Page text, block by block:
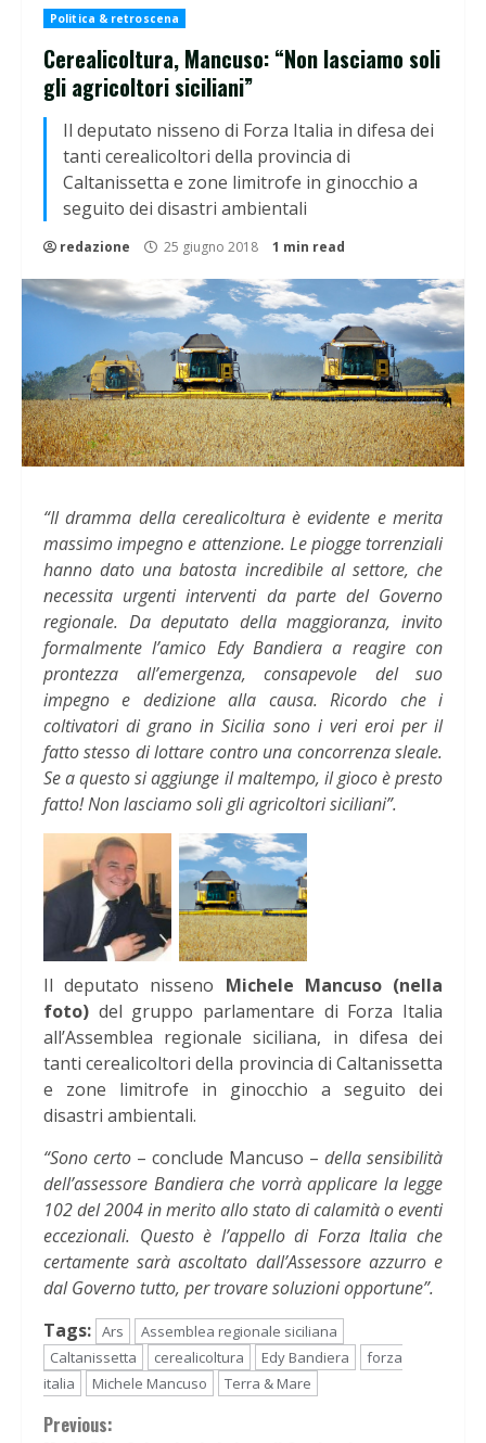
Politica & retroscena
Cerealicoltura, Mancuso: “Non lasciamo soli
gli agricoltori siciliani”
Il deputato nisseno di Forza Italia in difesa dei
tanti cerealicoltori della provincia di
Caltanissetta e zone limitrofe in ginocchio a
seguito dei disastri ambientali
redazione 25 giugno 2018 1 min read
“Il dramma della cerealicoltura è evidente e merita
massimo impegno e attenzione. Le piogge torrenziali
hanno dato una batosta incredibile al settore, che
necessita urgenti interventi da parte del Governo
regionale. Da deputato della maggioranza, invito
formalmente l’amico Edy Bandiera a reagire con
prontezza all’emergenza, consapevole del suo
impegno e dedizione alla causa. Ricordo che i
coltivatori di grano in Sicilia sono i veri eroi per il
fatto stesso di lottare contro una concorrenza sleale.
Se a questo si aggiunge il maltempo, il gioco è presto
fatto! Non lasciamo soli gli agricoltori siciliani”.
Il deputato nisseno Michele Mancuso (nella
foto) del gruppo parlamentare di Forza Italia
all’Assemblea regionale siciliana, in difesa dei
tanti cerealicoltori della provincia di Caltanissetta
e zone limitrofe in ginocchio a seguito dei
disastri ambientali.
“Sono certo – conclude Mancuso – della sensibilità
dell’assessore Bandiera che vorrà applicare la legge
102 del 2004 in merito allo stato di calamità o eventi
eccezionali. Questo è l’appello di Forza Italia che
certamente sarà ascoltato dall’Assessore azzurro e
dal Governo tutto, per trovare soluzioni opportune”.
Tags: Ars
Assemblea regionale siciliana
Caltanissetta
cerealicoltura Edy Bandiera
forza
italia
Michele Mancuso Terra & Mare
Continue
Previous: